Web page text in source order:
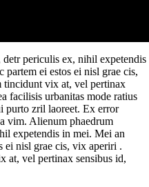
periculis ex, nihil expetendis
ei estos ei nisl grae cis,
tincidunt vix at, vel pertinax
facilisis urbanitas mode ratius
purto zril laoreet. Ex error
vim. Alienum phaedrum
expetendis in mei. Mei an
ei nisl grae cis, vix aperiri .
at, vel pertinax sensibus id,